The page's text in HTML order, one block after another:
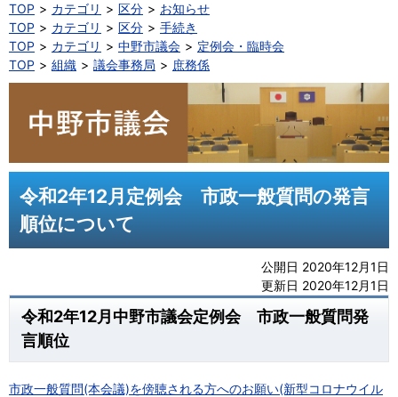
TOP カテゴリ 区分
お知らせ
TOP
カテゴリ 区分
手続き
TOP
カテゴリ 中野市議会
定例会・臨時会
TOP
組織 議会事務局 庶務係
令和2年12月定例会 市政一般質問の発言
順位について
公開日 2020年12月1日
更新日 2020年12月1日
令和2年12月中野市議会定例会 市政一般質問発
言順位
市政一般質問(本会議)を傍聴される方へのお願い(新型コロナウイル